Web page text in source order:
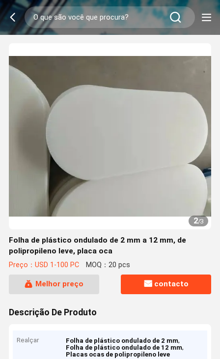
2/3
Folha de plástico ondulado de 2 mm a 12 mm, de
polipropileno leve, placa oca
Preço：USD 1-100 PC MOQ：20 pcs
Melhor preço contacto
Descrição De Produto
Realçar Folha de plástico ondulado de 2 mm,
Folha de plástico ondulado de 12 mm,
Placas ocas de polipropileno leve